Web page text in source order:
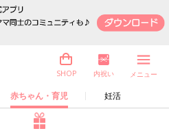
赤ちゃん・育児 妊活
SHOP 内祝い メニュー